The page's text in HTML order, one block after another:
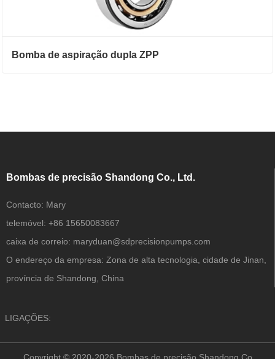
Bomba de aspiração dupla ZPP
Bombas de precisão Shandong Co., Ltd.
Contacto: Mary
telemóvel: +86 15650083667
caixa de correio: maryduan@sdprecisionpumps.com
O endereço da empresa: Zona de alta tecnologia, cidade de Jinan,
província de Shandong, China
LIGAÇÕES: